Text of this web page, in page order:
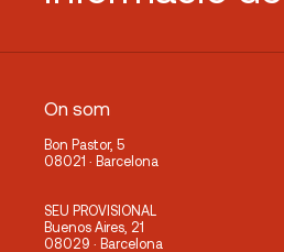
On som
Bon Pastor, 5
08021 · Barcelona
SEU PROVISIONAL
Buenos Aires, 21
08029 · Barcelona